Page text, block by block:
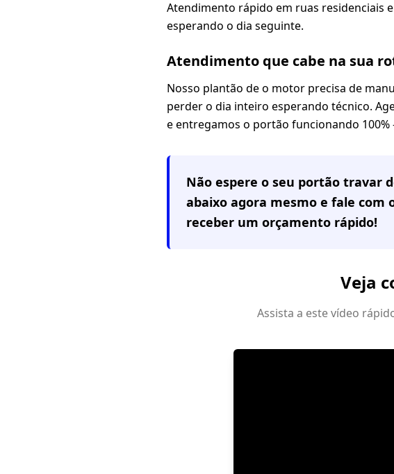
Atendimento rápido em ruas residenciais
esperando o dia seguinte.
Atendimento que cabe na sua
Nosso plantão de o motor precisa de
perder o dia inteiro esperando técnico.
e entregamos o portão funcionando
Não espere o seu portão travar
abaixo agora mesmo e fale com
receber um orçamento rápido!
Veja
Assista a este vídeo